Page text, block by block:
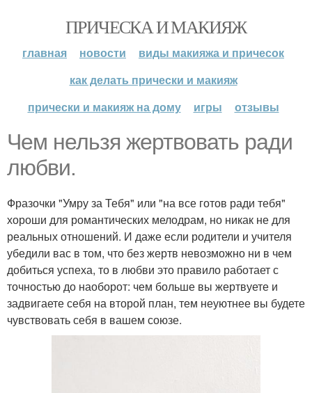
ПРИЧЕСКА И МАКИЯЖ
главная новости
виды макияжа и причесок
как делать прически и макияж
прически и макияж на дому
игры отзывы
Чем нельзя жертвовать ради
любви.
Фразочки "Умру за Тебя" или "на все готов ради тебя"
хороши для романтических мелодрам, но никак не для
реальных отношений. И даже если родители и учителя
убедили вас в том, что без жертв невозможно ни в чем
добиться успеха, то в любви это правило работает с
точностью до наоборот: чем больше вы жертвуете и
задвигаете себя на второй план, тем неуютнее вы будете
чувствовать себя в вашем союзе.